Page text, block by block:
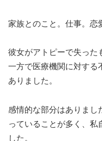
家族とのこと。仕事。恋
彼女がアトピーで失った
一方で医療機関に対する
ありました。
感情的な部分はありまし
っていることが多く、私
した。